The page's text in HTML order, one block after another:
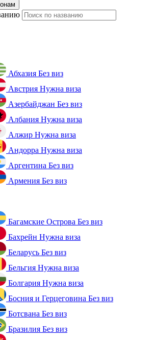
Абхазия Без виз
Австрия Нужна виза
Азербайджан Без виз
Албания Нужна виза
Алжир Нужна виза
Андорра Нужна виза
Аргентина Без виз
Армения Без виз
Багамские Острова Без виз
Бахрейн Нужна виза
Беларусь Без виз
Бельгия Нужна виза
Болгария Нужна виза
Босния и Герцеговина Без виз
Ботсвана Без виз
Бразилия Без виз